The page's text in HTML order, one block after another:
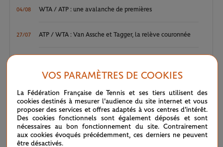
04/08 WTA / ATP : une avalanche de premières
27/07 ATP / WTA : Van Assche et Tagger, la relève couronnée
12/07
Wimbledon 2026 – Finale messieurs : écrire un peu plus
l’histoire
11/07 Wimbledon 2026 : Noskova, le triomphe de la jeunesse
VOS PARAMÈTRES DE COOKIES
La Fédération Française de Tennis et ses tiers utilisent des
cookies destinés à mesurer l'audience du site internet et vous
proposer des services et offres adaptés à vos centres d'intérêt.
Des cookies fonctionnels sont également déposés et sont
nécessaires au bon fonctionnement du site. Contrairement
aux cookies évoqués précédemment, ces derniers ne peuvent
être désactivés.